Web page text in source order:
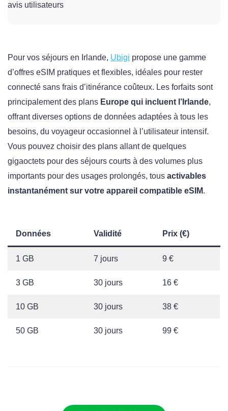
avis utilisateurs
Pour vos séjours en Irlande, Ubigi propose une gamme
d’offres eSIM pratiques et flexibles, idéales pour rester
connecté sans frais d’itinérance coûteux. Les forfaits sont
principalement des plans Europe qui incluent l’Irlande,
offrant diverses options de données adaptées à tous les
besoins, du voyageur occasionnel à l’utilisateur intensif.
Vous pouvez choisir des plans allant de quelques
gigaoctets pour des séjours courts à des volumes plus
importants pour des usages prolongés, tous activables
instantanément sur votre appareil compatible eSIM.
Données Validité Prix (€)
1 GB 7 jours 9 €
3 GB 30 jours 16 €
10 GB 30 jours 38 €
50 GB 30 jours 99 €